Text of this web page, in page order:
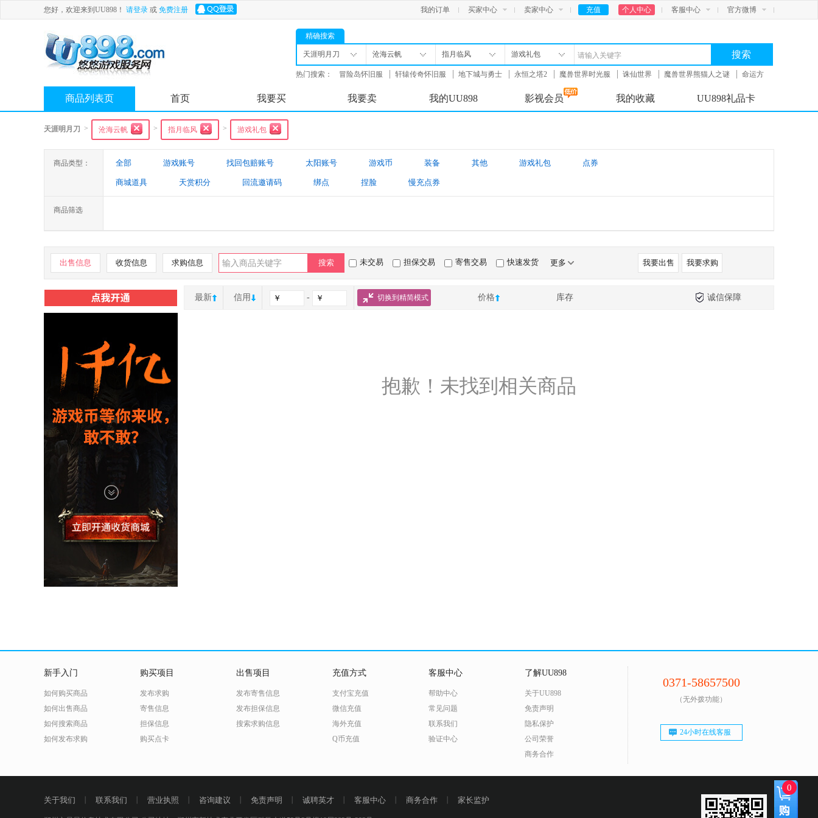
您好，欢迎来到UU898！ 请登录 或 免费注册 我的订单 买家中心 卖家中心 充值 个人中心 客服中心 官方微博
精确搜索
天涯明月刀 沧海云帆 指月临风 游戏礼包 搜索
热门搜索： 冒险岛怀旧服 轩辕传奇怀旧服 地下城与勇士 永恒之塔2 魔兽世界时光服 诛仙世界 魔兽世界熊猫人之谜
命运方
商品列表页 首页 我要买 我要卖 我的UU898 影视会员 我的收藏 UU898礼品卡
0
天涯明月刀 > 沧海云帆 > 指月临风 > 游戏礼包
商品类型： 全部 游戏账号 找回包赔账号 太阳账号 游戏币 装备 其他 游戏礼包 点券
商城道具 天赏积分 回流邀请码 绑点 捏脸 慢充点券
商品筛选
我要出售 我要求购
出售信息 收货信息 求购信息 搜索 未交易 担保交易 寄售交易 快速发货 更多
最新 信用 - 切换到精简模式 价格 库存 诚信保障
抱歉！未找到相关商品
新手入门
如何购买商品
如何出售商品
如何搜索商品
如何发布求购
购买项目
发布求购
寄售信息
担保信息
购买点卡
出售项目
发布寄售信息
发布担保信息
搜索求购信息
充值方式
支付宝充值
微信充值
海外充值
Q币充值
客服中心
帮助中心
常见问题
联系我们
验证中心
了解UU898
关于UU898
免责声明
隐私保护
公司荣誉
商务合作
0371-58657500
（无外拨功能）
24小时在线客服
关于我们 联系我们 营业执照 咨询建议 免责声明 诚聘英才 客服中心 商务合作 家长监护